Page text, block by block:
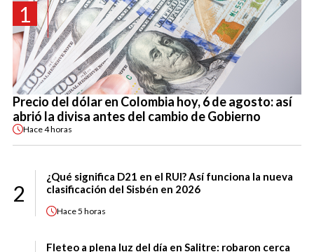
1
Precio del dólar en Colombia hoy, 6 de agosto: así
abrió la divisa antes del cambio de Gobierno
Hace4 horas
2
¿Qué significa D21 en el RUI? Así funciona la nueva
clasificación del Sisbén en 2026
Hace5 horas
Fleteo a plena luz del día en Salitre: robaron cerca